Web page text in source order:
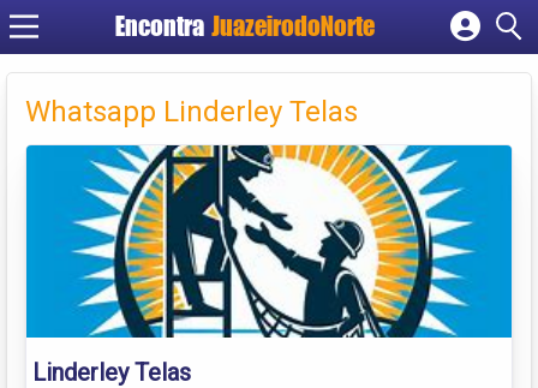
Encontra JuazeirodoNorte
Cadastrar empresa
Criar conta
Whatsapp Linderley Telas
Linderley Telas